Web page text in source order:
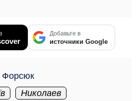
Добавьте в
источники Google
Форсюк
Николаев